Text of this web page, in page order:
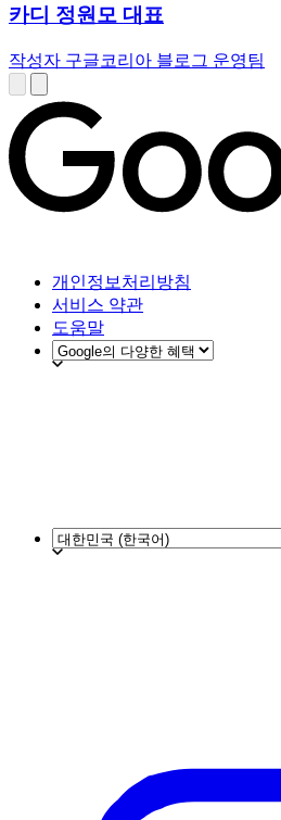
카디 정원모 대표
작성자 구글코리아 블로그 운영팀
개인정보처리방침
서비스 약관
도움말